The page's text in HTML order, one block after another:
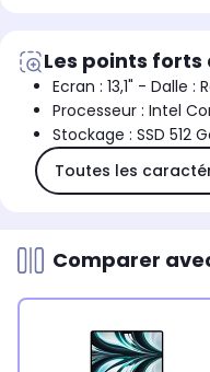
Les points
Ecran : 13,1" - Dalle :
Processeur : Intel
Stockage : SSD 512
Toutes les
Comparer